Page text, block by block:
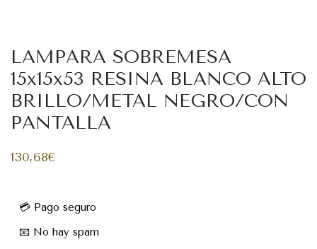
LAMPARA SOBREMESA
15x15x53 RESINA BLANCO ALTO
BRILLO/METAL NEGRO/CON
PANTALLA
130,68€
💳 Pago seguro
📧 No hay spam